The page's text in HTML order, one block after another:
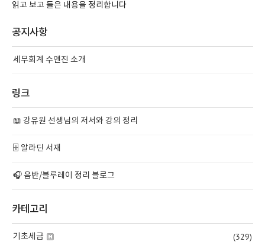
읽고 보고 들은 내용을 정리합니다
공지사항
세무회계 수앤진 소개
링크
📖 강유원 선생님의 저서와 강의 정리
🗄️ 알라딘 서재
🎧 음반/블루레이 정리 블로그
카테고리
기초세금 (329)